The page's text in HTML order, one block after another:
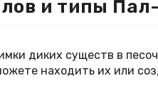
и типы
диких существ в
находить их или